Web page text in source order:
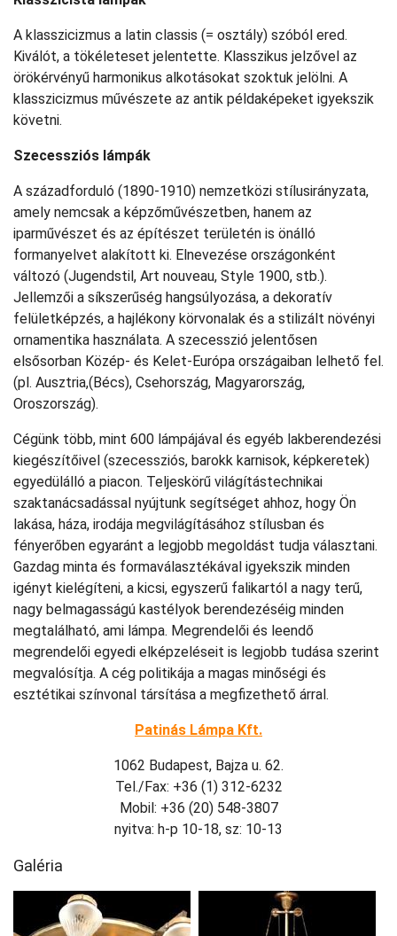
A klasszicizmus a latin classis (= osztály) szóból ered.
Kiválót, a tökéleteset jelentette. Klasszikus jelzővel az
örökérvényű harmonikus alkotásokat szoktuk jelölni. A
klasszicizmus művészete az antik példaképeket igyekszik
követni.
Szecessziós lámpák
A századforduló (1890-1910) nemzetközi stílusirányzata,
amely nemcsak a képzőművészetben, hanem az
iparművészet és az építészet területén is önálló
formanyelvet alakított ki. Elnevezése országonként
változó (Jugendstil, Art nouveau, Style 1900, stb.).
Jellemzői a síkszerűség hangsúlyozása, a dekoratív
felületképzés, a hajlékony körvonalak és a stilizált növényi
ornamentika használata. A szecesszió jelentősen
elsősorban Közép- és Kelet-Európa országaiban lelhető fel.
(pl. Ausztria,(Bécs), Csehország, Magyarország,
Oroszország).
Cégünk több, mint 600 lámpájával és egyéb lakberendezési
kiegészítőivel (szecessziós, barokk karnisok, képkeretek)
egyedülálló a piacon. Teljeskörű világítástechnikai
szaktanácsadással nyújtunk segítséget ahhoz, hogy Ön
lakása, háza, irodája megvilágításához stílusban és
fényerőben egyaránt a legjobb megoldást tudja választani.
Gazdag minta és formaválasztékával igyekszik minden
igényt kielégíteni, a kicsi, egyszerű falikartól a nagy terű,
nagy belmagasságú kastélyok berendezéséig minden
megtalálható, ami lámpa. Megrendelői és leendő
megrendelői egyedi elképzeléseit is legjobb tudása szerint
megvalósítja. A cég politikája a magas minőségi és
esztétikai színvonal társítása a megfizethető árral.
Patinás Lámpa Kft.
1062 Budapest, Bajza u. 62.
Tel./Fax: +36 (1) 312-6232
Mobil: +36 (20) 548-3807
nyitva: h-p 10-18, sz: 10-13
Galéria